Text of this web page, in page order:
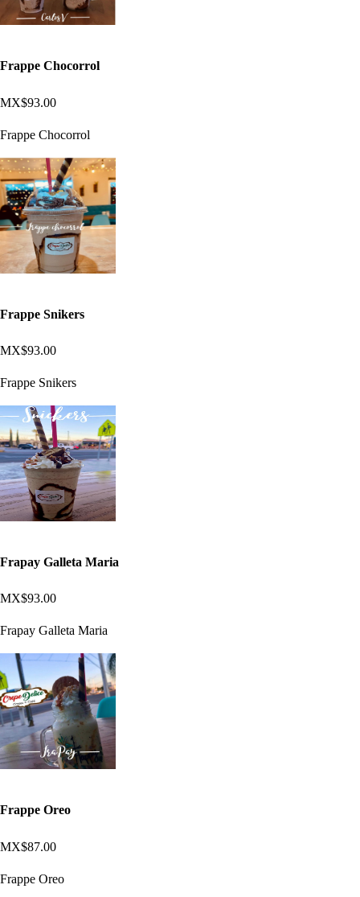
Frappe Chocorrol
MX$93.00
Frappe Chocorrol
Frappe Snikers
MX$93.00
Frappe Snikers
Frapay Galleta Maria
MX$93.00
Frapay Galleta Maria
Frappe Oreo
MX$87.00
Frappe Oreo